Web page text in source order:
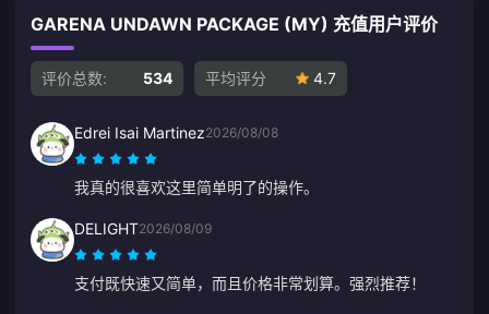
GARENA UNDAWN PACKAGE (MY) 充值用户评价
评价总数: 534 平均评分 4.7
Edrei Isai Martinez2026/08/08
我真的很喜欢这里简单明了的操作。
DELIGHT2026/08/09
支付既快速又简单，而且价格非常划算。强烈推荐！